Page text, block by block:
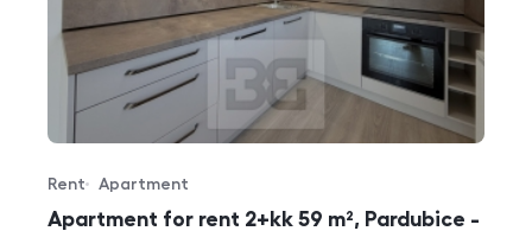
Apartment for rent 2+kk 59 m², Pardubice -
Offer type
Rent
Property type
Apartment